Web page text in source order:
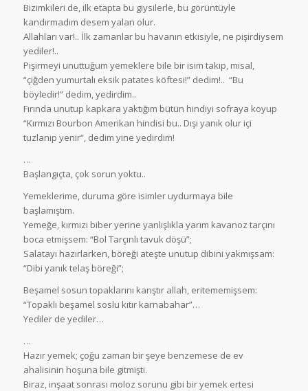
Bizimkileri de, ilk etapta bu giysilerle, bu görüntüyle
kandırmadım desem yalan olur.
Allahları var!.. İlk zamanlar bu havanın etkisiyle, ne pişirdiysem
yediler!..
Pişirmeyi unuttuğum yemeklere bile bir isim takıp, misal,
“çiğden yumurtalı eksik patates köftesi!” dedim!.. “Bu
böyledir!” dedim, yedirdim..
Fırında unutup kapkara yaktığım bütün hindiyi sofraya koyup
“Kırmızı Bourbon Amerikan hindisi bu.. Dışı yanık olur içi
tuzlanıp yenir“, dedim yine yedirdim!
…
Başlangıçta, çok sorun yoktu..
Yemeklerime, duruma göre isimler uydurmaya bile
başlamıştım.
Yemeğe, kırmızı biber yerine yanlışlıkla yarım kavanoz tarçını
boca etmişsem: “Bol Tarçınlı tavuk döşü”;
Salatayı hazırlarken, böreği ateşte unutup dibini yakmışsam:
“Dibi yanık telaş böreği”;
Beşamel sosun topaklarını karıştır allah, eritememişsem:
“Topaklı beşamel soslu kıtır karnabahar”…
Yediler de yediler…
…
Hazır yemek; çoğu zaman bir şeye benzemese de ev
ahalisinin hoşuna bile gitmişti.
Biraz, inşaat sonrası moloz sorunu gibi bir yemek ertesi